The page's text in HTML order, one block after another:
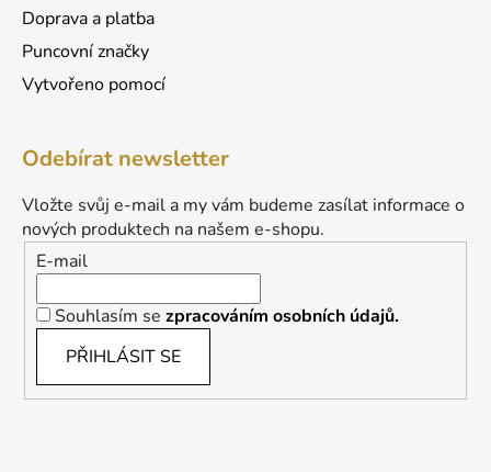
Doprava a platba
Puncovní značky
Vytvořeno pomocí
Odebírat newsletter
Vložte svůj e-mail a my vám budeme zasílat informace o
nových produktech na našem e-shopu.
E-mail
Souhlasím se zpracováním osobních údajů.
PŘIHLÁSIT SE